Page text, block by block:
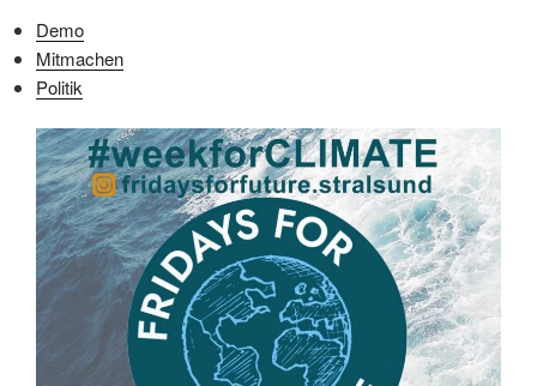
Demo
Mitmachen
Politik